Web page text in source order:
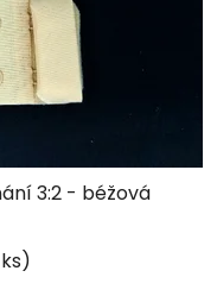
3:2 - béžová